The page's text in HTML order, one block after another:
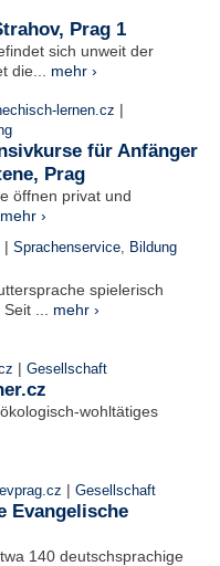
Prag 1
sich unweit der
die... mehr ›
lernen.cz |
für Anfänger
Prag
öffnen privat und
mehr ›
| Sprachenservice, Bildung
spielerisch
... mehr ›
| Gesellschaft
wohltätiges
| Gesellschaft
Evangelische
140 deutschsprachige